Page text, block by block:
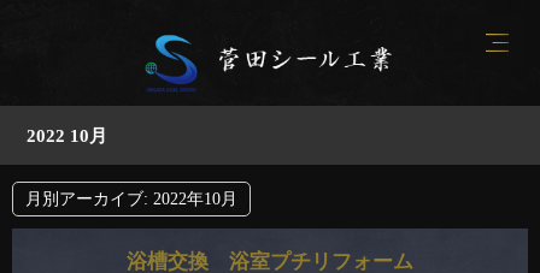
2022 10月
月別アーカイブ: 2022年10月
浴槽交換 浴室プチリフォーム